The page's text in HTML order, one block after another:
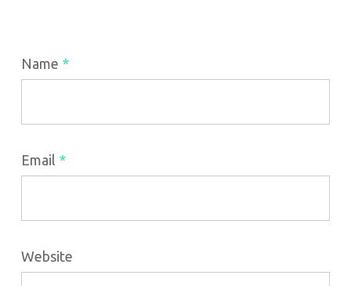
Name *
Email *
Website